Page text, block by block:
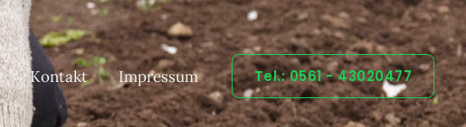
Kontakt Impressum Tel.: 0561 - 43020477